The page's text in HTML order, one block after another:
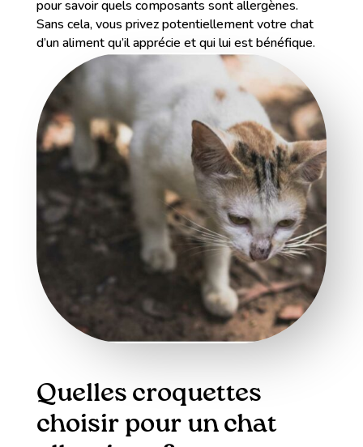
pour savoir quels composants sont allergènes.
Sans cela, vous privez potentiellement votre chat
d’un aliment qu’il apprécie et qui lui est bénéfique.
Quelles croquettes
choisir pour un chat